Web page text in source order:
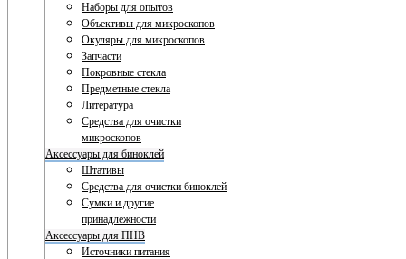
Наборы для опытов
Объективы для микроскопов
Окуляры для микроскопов
Запчасти
Покровные стекла
Предметные стекла
Литература
Средства для очистки
микроскопов
Аксессуары для биноклей
Штативы
Средства для очистки биноклей
Сумки и другие
принадлежности
Аксессуары для ПНВ
Источники питания